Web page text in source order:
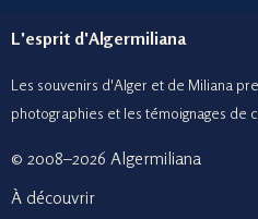
L'esprit d'Algermiliana
Les souvenirs d'Alger et de Miliana
photographies et les témoignages de
© 2008–2026 Algermiliana
À découvrir